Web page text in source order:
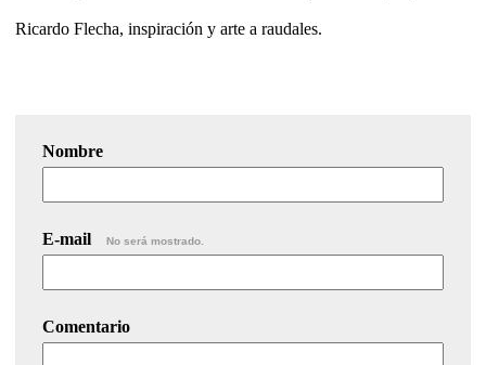
Ricardo Flecha, inspiración y arte a raudales.
Nombre
E-mail No será mostrado.
Comentario